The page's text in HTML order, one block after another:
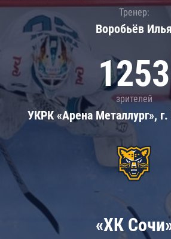
Тренер:
Воробьёв Илья
1253
зрителей
УКРК «Арена Металлург», г.
«ХК